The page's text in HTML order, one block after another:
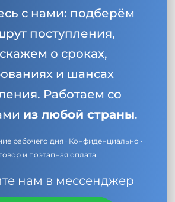
с нами: подберём
поступления,
о сроках,
и шансах
Работаем со
из любой страны.
рабочего дня · Конфиденциально ·
и поэтапная оплата
нам в мессенджер